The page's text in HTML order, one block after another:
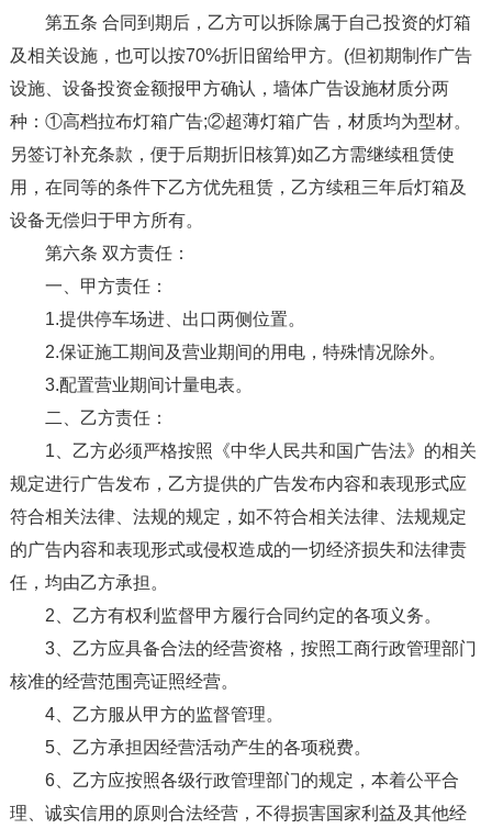
第五条 合同到期后，乙方可以拆除属于自己投资的灯箱
及相关设施，也可以按70%折旧留给甲方。(但初期制作广告
设施、设备投资金额报甲方确认，墙体广告设施材质分两
种：①高档拉布灯箱广告;②超薄灯箱广告，材质均为型材。
另签订补充条款，便于后期折旧核算)如乙方需继续租赁使
用，在同等的条件下乙方优先租赁，乙方续租三年后灯箱及
设备无偿归于甲方所有。
第六条 双方责任：
一、甲方责任：
1.提供停车场进、出口两侧位置。
2.保证施工期间及营业期间的用电，特殊情况除外。
3.配置营业期间计量电表。
二、乙方责任：
1、乙方必须严格按照《中华人民共和国广告法》的相关
规定进行广告发布，乙方提供的广告发布内容和表现形式应
符合相关法律、法规的规定，如不符合相关法律、法规规定
的广告内容和表现形式或侵权造成的一切经济损失和法律责
任，均由乙方承担。
2、乙方有权利监督甲方履行合同约定的各项义务。
3、乙方应具备合法的经营资格，按照工商行政管理部门
核准的经营范围亮证照经营。
4、乙方服从甲方的监督管理。
5、乙方承担因经营活动产生的各项税费。
6、乙方应按照各级行政管理部门的规定，本着公平合
理、诚实信用的原则合法经营，不得损害国家利益及其他经